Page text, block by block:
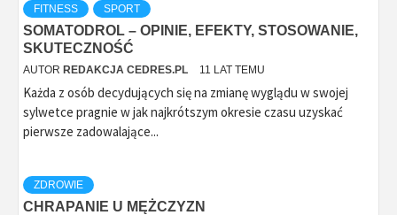
FITNESS SPORT
SOMATODROL – OPINIE, EFEKTY, STOSOWANIE,
SKUTECZNOŚĆ
AUTOR REDAKCJA CEDRES.PL 11 LAT TEMU
Każda z osób decydujących się na zmianę wyglądu w swojej
sylwetce pragnie w jak najkrótszym okresie czasu uzyskać
pierwsze zadowalające...
ZDROWIE
CHRAPANIE U MĘŻCZYZN